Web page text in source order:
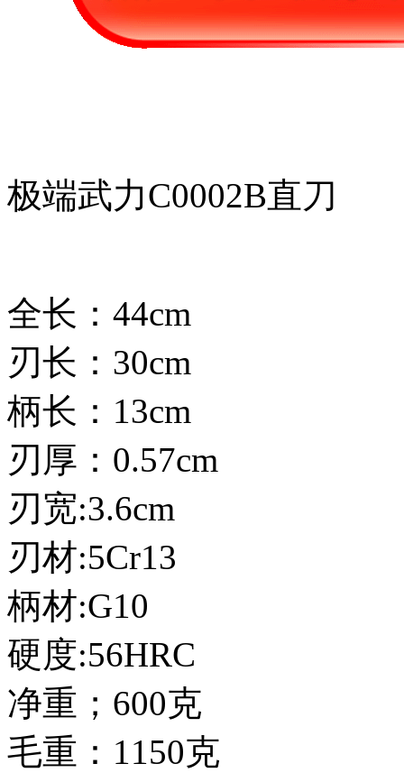
极端武力C0002B直刀
全长：44cm
刃长：30cm
柄长：13cm
刃厚：0.57cm
刃宽:3.6cm
刃材:5Cr13
柄材:G10
硬度:56HRC
净重；600克
毛重：1150克